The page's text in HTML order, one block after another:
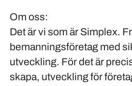
Om oss:
Det är vi som är Simplex.
bemanningsföretag med
utveckling. För det är precis
skapa, utveckling för